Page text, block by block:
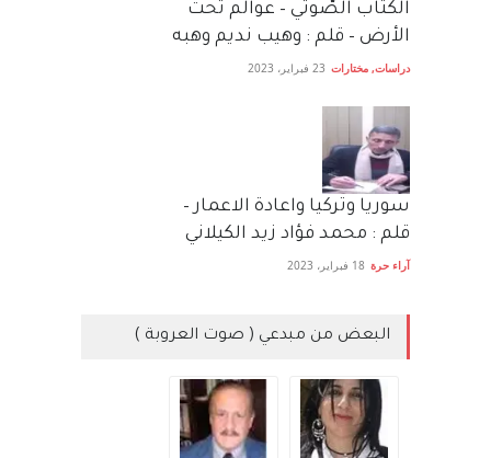
الكتاب الصَّوتي – عوالم تحت
الأرض – قلم : وهيب نديم وهبه
دراسات, مختارات 23 فبراير، 2023
سوريا وتركيا واعادة الاعمار –
قلم : محمد فؤاد زيد الكيلاني
آراء حرة 18 فبراير، 2023
البعض من مبدعي ( صوت العروبة )